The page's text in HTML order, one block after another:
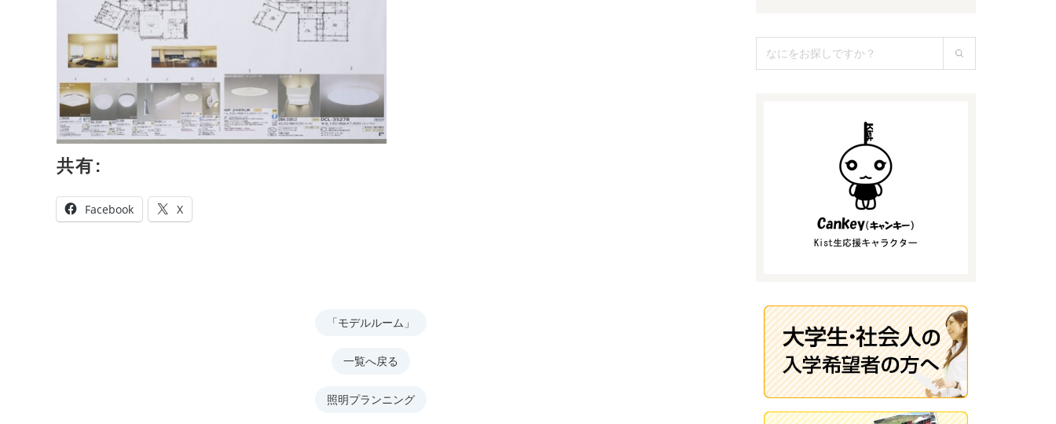
共有:
Facebook X
「モデルルーム」
一覧へ戻る
照明プランニング